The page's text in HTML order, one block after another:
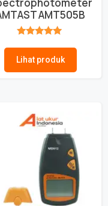
AMT505B
Lihat produk